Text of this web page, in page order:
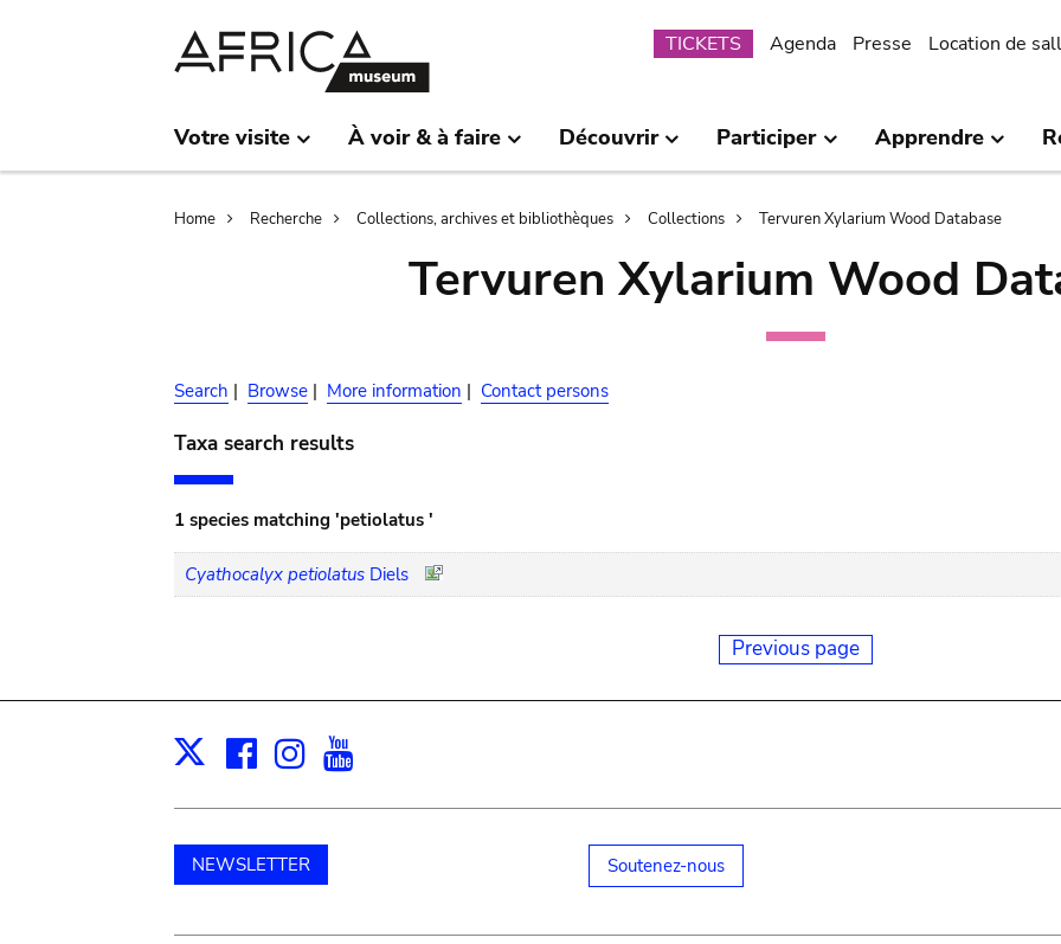
Submenu
TICKETS Agenda Presse Location de
Votre visite À voir & à faire Découvrir Participer Apprendre
Breadcrumb
Home Recherche Collections, archives et bibliothèques Collections Tervuren Xylarium Wood Database
Tervuren Xylarium Wood
Search | Browse | More information | Contact persons
Taxa search results
1 species matching 'petiolatus '
Cyathocalyx petiolatus Diels
Previous page
X Facebook
Instagram
NEWSLETTER Soutenez-nous